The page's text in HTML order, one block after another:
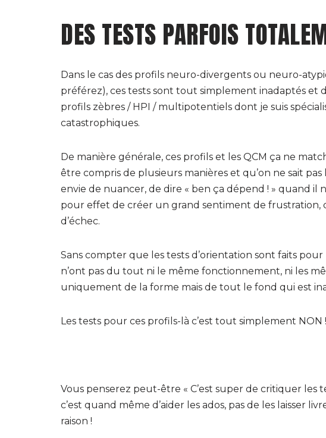
DES TESTS PARFOIS
Dans le cas des profils neuro-divergents ou neuro-
préférez), ces tests sont tout simplement inadaptés et
profils zèbres / HPI / multipotentiels dont je suis
catastrophiques.
De manière générale, ces profils et les QCM ça ne
être compris de plusieurs manières et qu’on ne sait
envie de nuancer, de dire « ben ça dépend ! » quand il
pour effet de créer un grand sentiment de frustration,
d’échec.
Sans compter que les tests d’orientation sont faits
n’ont pas du tout ni le même fonctionnement, ni les
uniquement de la forme mais de tout le fond qui est
Les tests pour ces profils-là c’est tout simplement
Vous penserez peut-être « C’est super de critiquer les
c’est quand même d’aider les ados, pas de les laisser
raison !